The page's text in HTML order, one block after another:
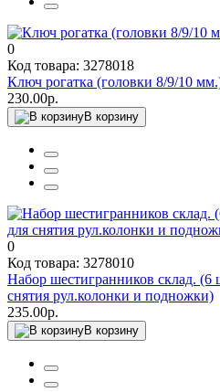
0
Код товара: 3278018
Ключ рогатка (головки 8/9/10
230.00р.
В корзину
0
Код товара: 3278010
Набор шестигранников склад. (6
снятия рул.колонки и подножки)
235.00р.
В корзину